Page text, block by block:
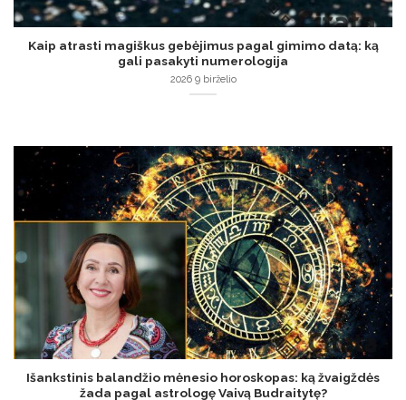
Kaip atrasti magiškus gebėjimus pagal gimimo datą: ką
gali pasakyti numerologija
2026 9 birželio
Išankstinis balandžio mėnesio horoskopas: ką žvaigždės
žada pagal astrologę Vaivą Budraitytę?